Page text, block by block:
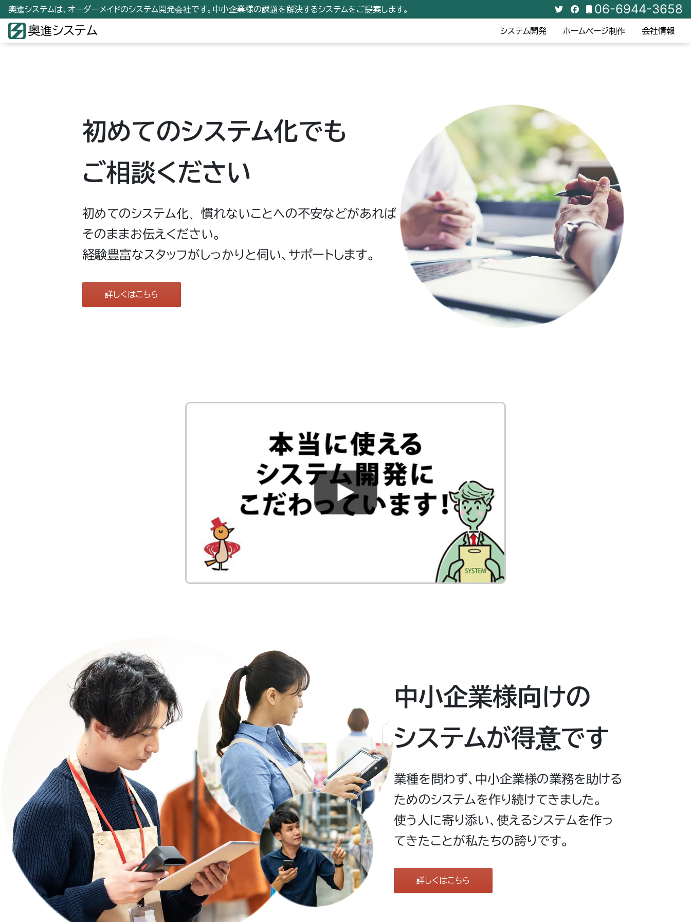
奥進システムは、オーダーメイドのシステム開発会社です。中小企業様の課題を解決するシステムをご提案します。
06-6944-3658
奥進システム
システム開発 ホームページ制作 会社情報
初めてのシステム化でも
ご相談ください
初めてのシステム化、慣れないことへの不安などがあれば
そのままお伝えください。
経験豊富なスタッフがしっかりと伺い、サポートします。
詳しくはこちら
中小企業様向けの
システムが得意です
業種を問わず、中小企業様の業務を助ける
ためのシステムを作り続けてきました。
使う人に寄り添い、使えるシステムを作っ
てきたことが私たちの誇りです。
詳しくはこちら